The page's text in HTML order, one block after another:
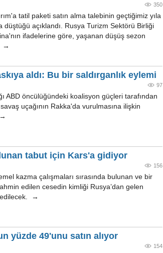
350
tatil paketi satın alma talebinin geçtiğimiz yıla
düştüğü açıklandı. Rusya Turizm Sektörü Birliği
ifadelerine göre, yaşanan düşüş sezon
→
aldı: Bu bir saldırganlık eylemi
97
ABD öncülüğündeki koalisyon güçleri tarafından
uçağının Rakka'da vurulmasına ilişkin
tabut için Kars'a gidiyor
156
kazma çalışmaları sırasında bulunan ve bir
edilen cesedin kimliği Rusya’dan gelen
edilecek. →
yüzde 49'unu satın alıyor
154